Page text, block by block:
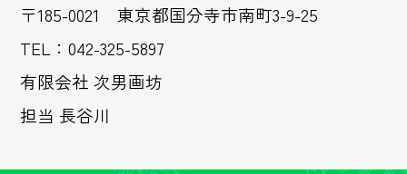
〒185-0021 東京都国分寺市南町3-9-25
TEL：042-325-5897
有限会社 次男画坊
担当 長谷川